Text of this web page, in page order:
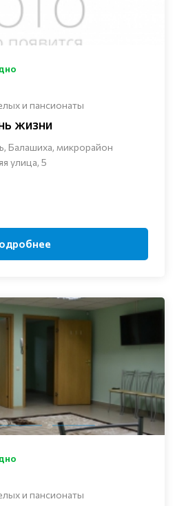
и пансионаты
жизни
Балашиха, микрорайон
улица, 5
и пансионаты